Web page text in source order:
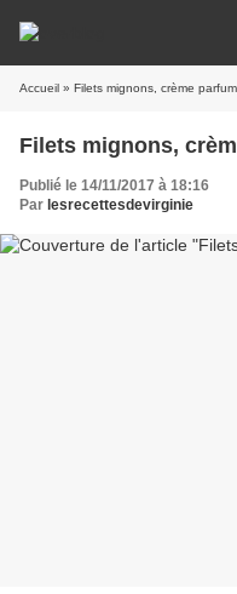
Accueil » Filets mignons, crème
Filets mignons,
Publié le 14/11/2017 à 18:16
Par lesrecettesdevirginie